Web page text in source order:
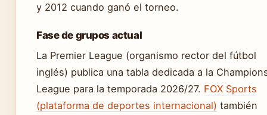
y 2012 cuando ganó el torneo.
Fase de grupos actual
La Premier League (organismo rector del fútbol
inglés) publica una tabla dedicada a la
League para la temporada 2026/27. FOX Sports
(plataforma de deportes internacional) también